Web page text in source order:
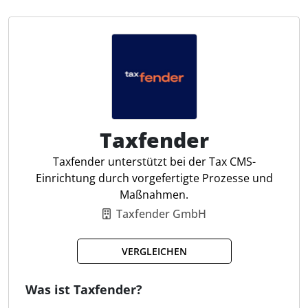
Verfahrensdokumentation, Tax Compliance
Management System (TCMS), und Internes
Bedienung, zahlreiche Schnittstellen und die
Prozesse dokumentieren
Visualisiert Prozessabläufe
Internes Kontrollsystems (IKS)
Interview-Modus
Taxfender
Taxfender unterstützt bei der Tax CMS-
Einrichtung durch vorgefertigte Prozesse und
Maßnahmen.
Taxfender GmbH
VERGLEICHEN
Was ist Taxfender?